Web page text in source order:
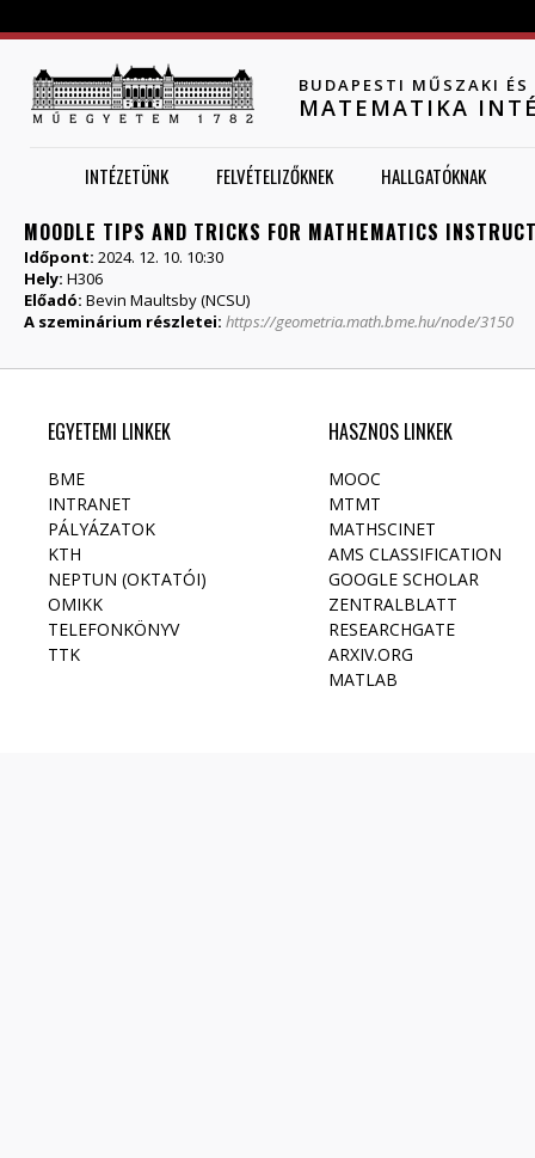
BUDAPESTI MŰSZAKI
MATEMATIKA
INTÉZETÜNK FELVÉTELIZŐKNEK HALLGATÓKNAK
MOODLE TIPS AND TRICKS FOR MATHEMATICS
Időpont: 2024. 12. 10. 10:30
Hely: H306
Előadó: Bevin Maultsby (NCSU)
A szeminárium részletei: https://geometria.math.bme.hu/node/3150
EGYETEMI LINKEK
BME
INTRANET
PÁLYÁZATOK
KTH
NEPTUN (OKTATÓI)
OMIKK
TELEFONKÖNYV
TTK
HASZNOS LINKEK
MOOC
MTMT
MATHSCINET
AMS CLASSIFICATION
GOOGLE SCHOLAR
ZENTRALBLATT
RESEARCHGATE
ARXIV.ORG
MATLAB